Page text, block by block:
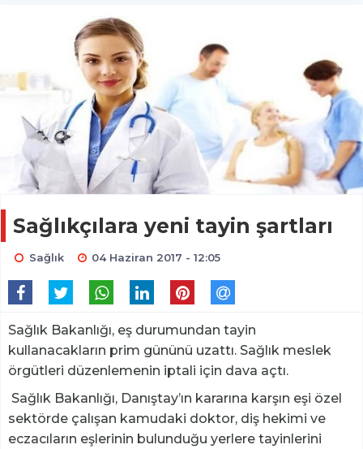
Sağlıkçılara yeni tayin şartları
Sağlık 04 Haziran 2017 - 12:05
Sağlık Bakanlığı, eş durumundan tayin
kullanacakların prim gününü uzattı. Sağlık meslek
örgütleri düzenlemenin iptali için dava açtı.
Sağlık Bakanlığı, Danıştay’ın kararına karşın eşi özel
sektörde çalışan kamudaki doktor, diş hekimi ve
eczacıların eşlerinin bulunduğu yerlere tayinlerini